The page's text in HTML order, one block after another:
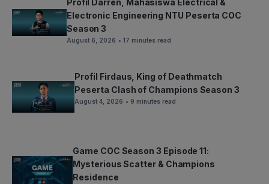
Electronic Engineering NTU Peserta COC
Season 3
August 6, 2026 • 17 minutes read
Profil Firdaus, King of Deathmatch
Peserta Clash of Champions Season 3
August 4, 2026 • 9 minutes read
Game COC Season 3 Episode 11:
Mysterious Scatter & Champions
Residence